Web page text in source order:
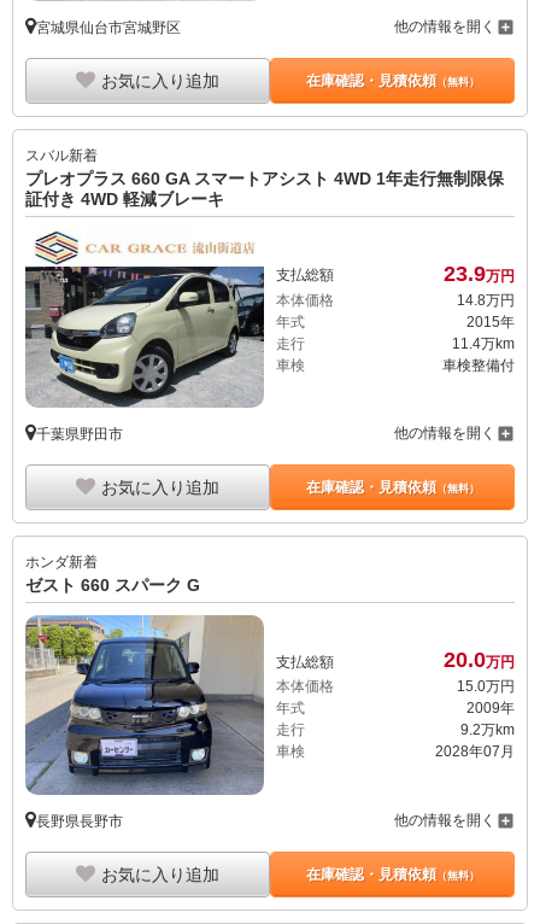
宮城県仙台市宮城野区 他の情報を開く
お気に入り追加 在庫確認・見積依頼（無料）
スバル新着
プレオプラス 660 GA スマートアシスト 4WD 1年走行無制限保
証付き 4WD 軽減ブレーキ
支払総額 23.9万円
本体価格
14. 8万円
年式
2015年
走行
11.4万km
車検
車検整備付
千葉県野田市 他の情報を開く
お気に入り追加 在庫確認・見積依頼（無料）
ホンダ新着
ゼスト 660 スパーク G
支払総額 20.0万円
本体価格
15.0万円
年式
2009年
走行
9.2万km
車検
2028年07月
長野県長野市 他の情報を開く
お気に入り追加 在庫確認・見積依頼（無料）